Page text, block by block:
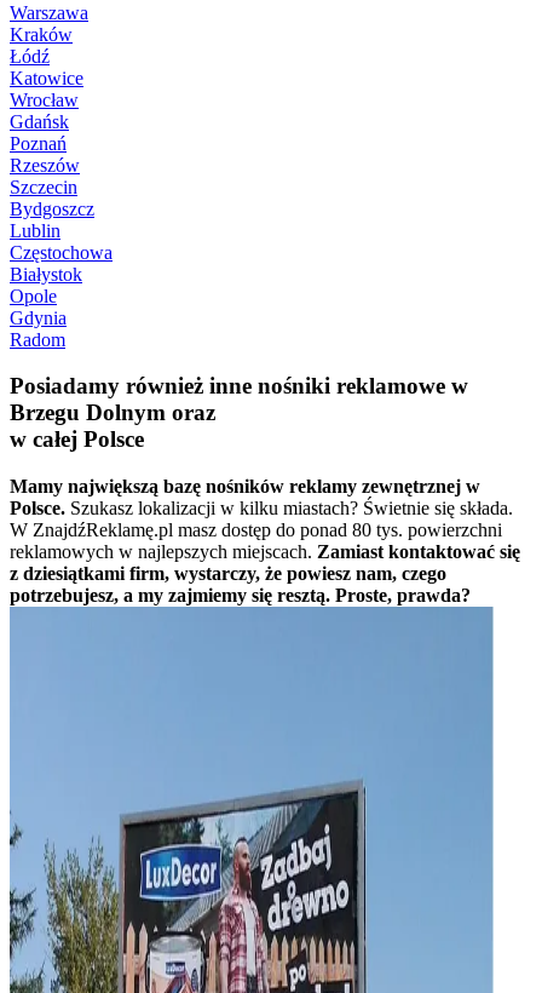
Warszawa
Kraków
Łódź
Katowice
Wrocław
Gdańsk
Poznań
Rzeszów
Szczecin
Bydgoszcz
Lublin
Częstochowa
Białystok
Opole
Gdynia
Radom
Posiadamy również inne nośniki reklamowe w
Brzegu Dolnym oraz
w całej Polsce
Mamy największą bazę nośników reklamy zewnętrznej w
Polsce. Szukasz lokalizacji w kilku miastach? Świetnie się składa.
W ZnajdźReklamę.pl masz dostęp do ponad 80 tys. powierzchni
reklamowych w najlepszych miejscach. Zamiast kontaktować się
z dziesiątkami firm, wystarczy, że powiesz nam, czego
potrzebujesz, a my zajmiemy się resztą. Proste, prawda?